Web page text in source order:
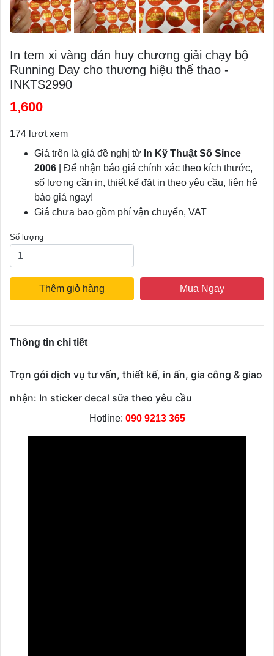
In tem xi vàng dán huy chương giải chạy bộ
Running Day cho thương hiệu thể thao -
INKTS2990
1,600
174 lượt xem
Giá trên là giá đề nghị từ In Kỹ Thuật Số Since
2006 | Để nhận báo giá chính xác theo kích thước,
số lượng cần in, thiết kế đặt in theo yêu cầu, liên hệ
báo giá ngay!
Giá chưa bao gồm phí vận chuyển, VAT
Số lượng
Thêm giỏ hàng Mua Ngay
Thông tin chi tiết
Trọn gói dịch vụ tư vấn, thiết kế, in ấn, gia công & giao
nhận: In sticker decal sữa theo yêu cầu
Hotline: 090 9213 365